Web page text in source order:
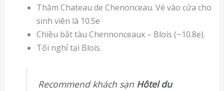
Thăm Chateau de Chenonceau. Vé vào cửa cho
sinh viên là 10.5e
Chiều bắt tàu Chennonceaux – Blois (~10.8e).
Tối nghỉ tại Blois.
Recommend khách sạn Hôtel du